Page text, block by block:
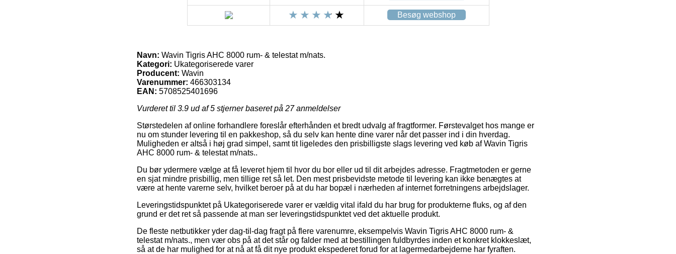
Besøg webshop
Navn: Wavin Tigris AHC 8000 rum- & telestat m/nats.
Kategori: Ukategoriserede varer
Producent: Wavin
Varenummer: 466303134
EAN: 5708525401696
Vurderet til 3.9 ud af 5 stjerner baseret på 27anmeldelser
Størstedelen af online forhandlere foreslår efterhånden et bredt udvalg af fragtformer. Førstevalget hos mange er
nu om stunder levering til en pakkeshop, så du selv kan hente dine varer når det passer ind i din hverdag.
Muligheden er altså i høj grad simpel, samt tit ligeledes den prisbilligste slags levering ved køb af Wavin Tigris
AHC 8000 rum- & telestat m/nats..
Du bør ydermere vælge at få leveret hjem til hvor du bor eller ud til dit arbejdes adresse. Fragtmetoden er gerne
en sjat mindre prisbillig, men tillige ret så let. Den mest prisbevidste metode til levering kan ikke benægtes at
være at hente varerne selv, hvilket beroer på at du har bopæl i nærheden af internet forretningens arbejdslager.
Leveringstidspunktet på Ukategoriserede varer er vældig vital ifald du har brug for produkterne fluks, og af den
grund er det ret så passende at man ser leveringstidspunktet ved det aktuelle produkt.
De fleste netbutikker yder dag-til-dag fragt på flere varenumre, eksempelvis Wavin Tigris AHC 8000 rum- &
telestat m/nats., men vær obs på at det står og falder med at bestillingen fuldbyrdes inden et konkret klokkeslæt,
så at de har mulighed for at nå at få dit nye produkt ekspederet forud for at lagermedarbejderne har fyraften.